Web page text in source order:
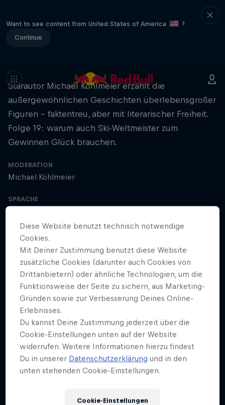
Want to see content from United States of America
?
Continue
Starautor Michael Köhlmeier erzählt die
außergewöhnlichen Geschichten überlebensgroßer
Figuren – faktentreu, aber mit literarischer Freiheit.
Folge 19: warum auch Ski-Weltmeister zum
Gewinnen Glück brauchen.
MODERATION
Michael Köhlmeier
SPRACHE
HEADER-BILD
Bene Rohlmann, Claudia Meiert, Getty Images
COVER ARTWORK
Bene Rohlmann, Claudia Meitert, Getty Images
Der Vorarlberger Schriftsteller erzählt jeden Monat
eine Geschichte über moderne Helden. Im 19. Teil
der Serie porträtiert er den österreichischen
Skirennläufer, der 1962 Weltmeister im Riesenslalom
und 1964 Olympiasieger in der Abfahrt wurde.
Diese Website benutzt technisch notwendige
Cookies.
Mit Deiner Zustimmung benutzt diese Website
zusätzliche Cookies (darunter auch Cookies von
Drittanbietern) oder ähnliche Technologien, um die
Funktionsweise der Seite zu sichern, aus Marketing-
Gründen sowie zur Verbesserung Deines Online-
Erlebnisses.
Du kannst Deine Zustimmung jederzeit über die
Cookie-Einstellungen unten auf der Website
widerrufen. Weitere Informationen hierzu findest
Du in unserer Datenschutzerklärung und in den
unten stehenden Cookie-Einstellungen.
Cookie-Einstellungen